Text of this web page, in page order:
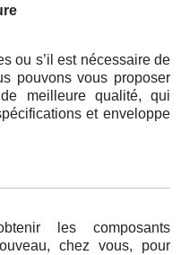
ou s’il est nécessaire de
pouvons vous proposer
meilleure qualité, qui
et enveloppe
les composants
chez vous, pour